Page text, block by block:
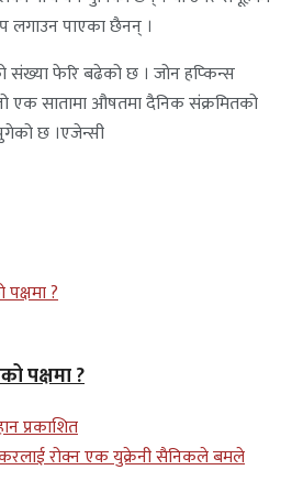
लगाउन पाएका छैनन् ।
संख्या फेरि बढेको छ । जोन हप्किन्स
एक सातामा औषतमा दैनिक संक्रमितको
छ ।एजेन्सी
पक्षमा ?
प्रकाशित